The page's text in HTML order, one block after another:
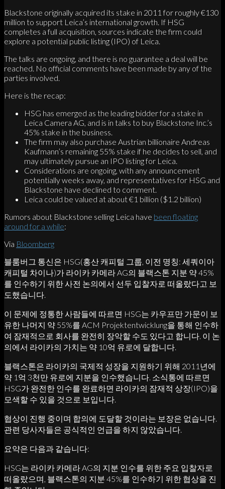
Blackstone originally acquired its stake in 2011 for roughly €130
million to support Leica’s international growth. If HSG
completes a full acquisition, sources indicate the firm could
explore a potential public listing (IPO) of Leica.
The talks are ongoing, and there is no guarantee a deal will be
reached. No official comments have been made by any of the
parties involved.
Here is the recap:
HSG has emerged as the leading bidder for a stake in
Leica Camera AG, and is in talks to buy Blackstone Inc.’s
45% stake in the business.
The firm may also purchase Austrian billionaire Andreas
Kaufmann’s remaining 55% stake if he decides to sell, and
may ultimately pursue an IPO listing for Leica.
Considerations are ongoing, with any announcement
potentially weeks away, and representatives for HSG and
Blackstone have declined to comment.
Leica could be valued at about €1 billion ($1.2 billion)
Rumors about Blackstone selling Leica have been floating
around for a while:
Via Bloomberg
블룸버그 통신은 HSG(홍산 캐피털 그룹, 이전 명칭: 세쿼이아
캐피털 차이나)가 라이카 카메라 AG의 블랙스톤 지분 약 45%
를 인수하기 위한 사전 논의에서 선두 입찰자로 떠올랐다고 보
도했습니다.
이 문제에 정통한 사람들에 따르면 HSG는 카우프만 가문이 보
유한 나머지 약 55%를 ACM Projektentwicklung을 통해 인수하
여 잠재적으로 회사를 완전히 장악할 수도 있다고 합니다. 이 논
의에서 라이카의 가치는 약 10억 유로에 달합니다.
블랙스톤은 라이카의 국제적 성장을 지원하기 위해 2011년에
약 1억 3천만 유로에 지분을 인수했습니다. 소식통에 따르면
HSG가 완전한 인수를 완료하면 라이카의 잠재적 상장(IPO)을
모색할 수 있을 것으로 보입니다.
협상이 진행 중이며 합의에 도달할 것이라는 보장은 없습니다.
관련 당사자들은 공식적인 언급을 하지 않았습니다.
요약은 다음과 같습니다:
HSG는 라이카 카메라 AG의 지분 인수를 위한 주요 입찰자로
떠올랐으며, 블랙스톤의 지분 45%를 인수하기 위한 협상을 진